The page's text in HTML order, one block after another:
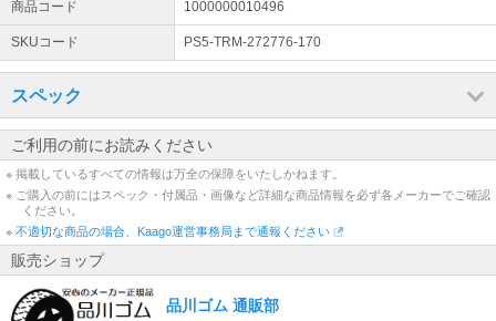
商品コード 1000000010496
SKUコード PS5-TRM-272776-170
スペック
ご利用の前にお読みください
※ 掲載しているすべての情報は万全の保障をいたしかねます。
※ ご購入の前にはスペック・付属品・画像など詳細な商品情報を必ず各メーカーでご確認
ください。
※ 不適切な商品の場合、Kaago運営事務局まで通報ください
販売ショップ
品川ゴム 通販部